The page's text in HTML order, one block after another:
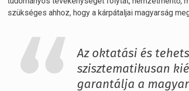
szükséges ahhoz, hogy a kárpátaljai magyarság
Az oktatási és
szisztematikusan
garantálja a